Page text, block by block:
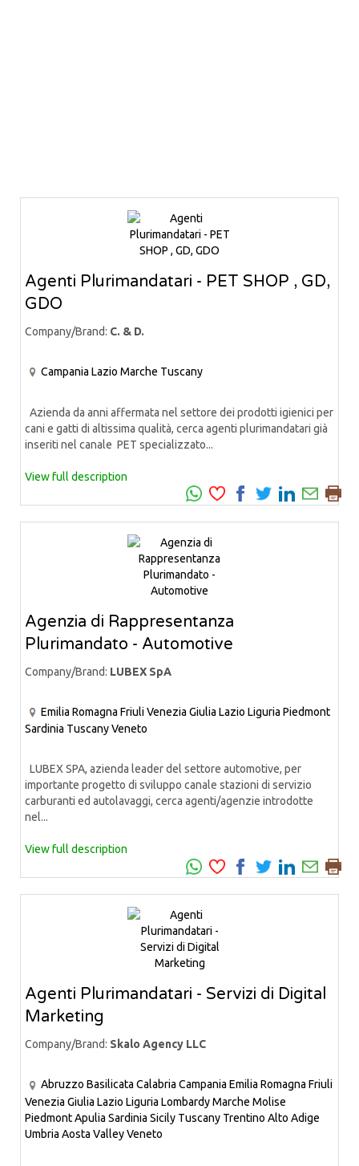
Agenti Plurimandatari - PET SHOP , GD,
GDO
Company/Brand: C. & D.
Campania Lazio Marche Tuscany
Azienda da anni affermata nel settore dei prodotti igienici per
cani e gatti di altissima qualità, cerca agenti plurimandatari già
inseriti nel canale PET specializzato...
View full description
Agenzia di Rappresentanza
Plurimandato - Automotive
Company/Brand: LUBEX SpA
Emilia Romagna Friuli Venezia Giulia Lazio Liguria Piedmont
Sardinia TuscanyVeneto
LUBEX SPA, azienda leader del settore automotive, per
importante progetto di sviluppo canale stazioni di servizio
carburanti ed autolavaggi, cerca agenti/agenzie introdotte
nel...
View full description
Agenti Plurimandatari - Servizi di Digital
Marketing
Company/Brand: Skalo Agency LLC
Abruzzo Basilicata Calabria Campania Emilia Romagna Friuli
Venezia Giulia Lazio Liguria LombardyMarche Molise
PiedmontApulia Sardinia Sicily Tuscany Trentino Alto Adige
Umbria Aosta ValleyVeneto